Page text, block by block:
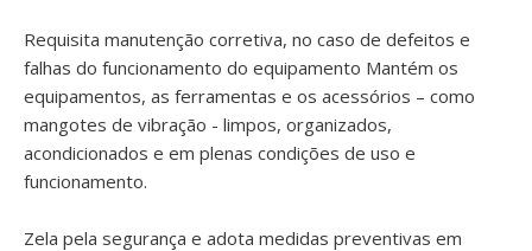
Requisita manutenção corretiva, no caso de defeitos e
falhas do funcionamento do equipamento Mantém os
equipamentos, as ferramentas e os acessórios – como
mangotes de vibração - limpos, organizados,
acondicionados e em plenas condições de uso e
funcionamento.
Zela pela segurança e adota medidas preventivas em